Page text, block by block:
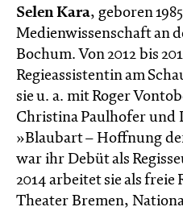
Selen Kara, geboren
Medienwissenschaft an
Bochum. Von 2012 bis
Regieassistentin am
sie u. a. mit Roger
Christina Paulhofer und
»Blaubart – Hoffnung
war ihr Debüt als
2014 arbeitet sie als freie
Theater Bremen,